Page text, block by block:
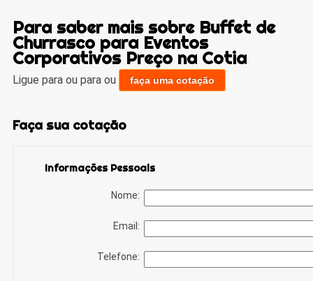
Para saber mais sobre Buffet de
Churrasco para Eventos
Corporativos Preço na Cotia
Ligue para ou para ou faça uma cotação
Faça sua cotação
Informações Pessoais
Nome:
Email:
Telefone: